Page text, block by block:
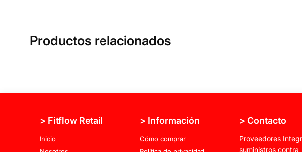
Productos relacionados
> Fitflow Retail
Inicio
> Información
Cómo comprar
> Contacto
Proveedores
suministros contra